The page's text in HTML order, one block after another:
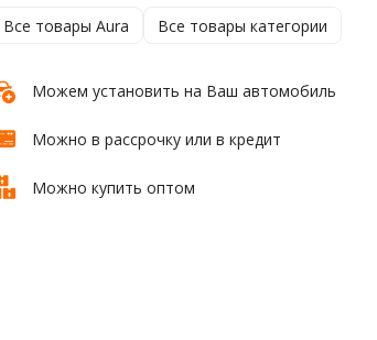
Все товары Aura Все товары категории
Можем установить на Ваш автомобиль
Можно в рассрочку или в кредит
Можно купить оптом